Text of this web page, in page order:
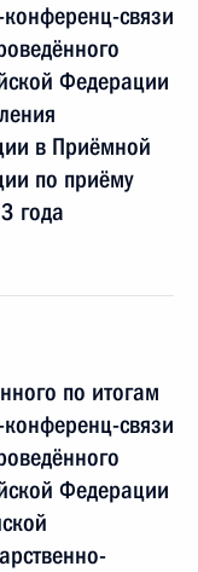
связи
Федерации
в Приёмной
по приёму
года
по итогам
связи
Федерации